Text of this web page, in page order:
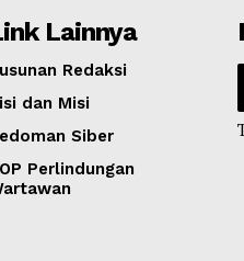
Lainnya
Redaksi
dan Misi
Siber
Perlindungan